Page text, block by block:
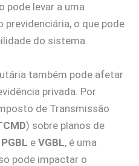
pode levar a uma
previdenciária, o que pode
do sistema.
também pode afetar
privada. Por
de Transmissão
) sobre planos de
PGBL e VGBL, é uma
pode impactar o